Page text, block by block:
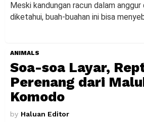
Meski kandungan racun dalam
diketahui, buah-buahan ini bisa
ANIMALS
Soa-soa Layar,
Perenang dari
Komodo
by Haluan Editor